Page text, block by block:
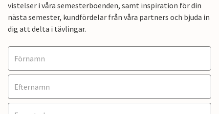
vistelser i våra semesterboenden, samt inspiration för din
nästa semester, kundfördelar från våra partners och bjuda in
dig att delta i tävlingar.